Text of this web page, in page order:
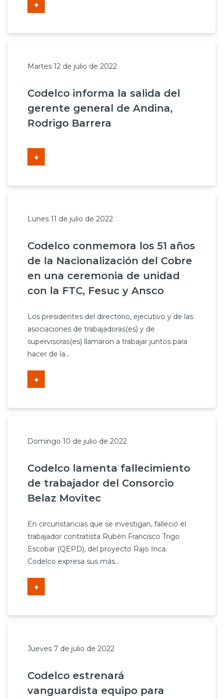
+
Martes 12 de julio de 2022
Codelco informa la salida del
gerente general de Andina,
Rodrigo Barrera
+
Lunes 11 de julio de 2022
Codelco conmemora los 51 años
de la Nacionalización del Cobre
en una ceremonia de unidad
con la FTC, Fesuc y Ansco
Los presidentes del directorio, ejecutivo y de las
asociaciones de trabajadoras(es) y de
supervisoras(es) llamaron a trabajar juntos para
hacer de la...
+
Domingo 10 de julio de 2022
Codelco lamenta fallecimiento
de trabajador del Consorcio
Belaz Movitec
En circunstancias que se investigan, falleció el
trabajador contratista Rubén Francisco Trigo
Escobar (QEPD), del proyecto Rajo Inca.
Codelco expresa sus más...
+
Jueves 7 de julio de 2022
Codelco estrenará
vanguardista equipo para